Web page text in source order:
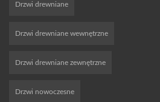
Drzwi drewniane
Drzwi drewniane wewnętrzne
Drzwi drewniane zewnętrzne
Drzwi nowoczesne